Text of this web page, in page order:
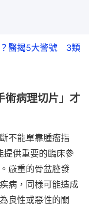
？醫揭5大警號 3類
術病理切片」才
不能單靠腫瘤指
提供重要的臨床參
嚴重的骨盆腔發
病，同樣可能造成
良性或惡性的關